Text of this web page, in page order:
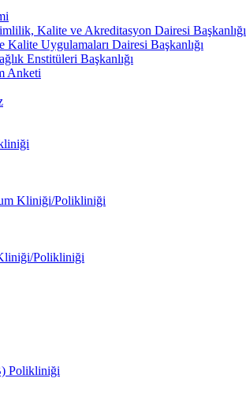
Kalite ve Akreditasyon Dairesi Başkanlığı
Uygulamaları Dairesi Başkanlığı
Enstitüleri Başkanlığı
Anketi
Kliniği/Polikliniği
Polikliniği
Polikliniği